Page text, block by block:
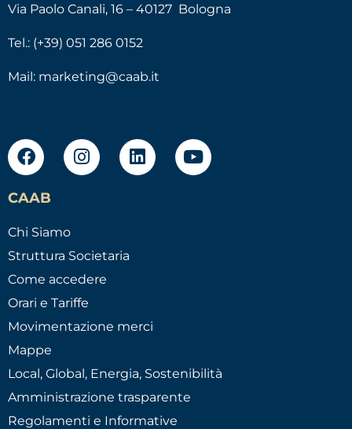
Via Paolo Canali, 16 – 40127 Bologna
Tel.: (+39) 051 286 0152
Mail: marketing@caab.it
CAAB
Chi Siamo
Struttura Societaria
Come accedere
Orari e Tariffe
Movimentazione merci
Mappe
Local, Global, Energia, Sostenibilità
Amministrazione trasparente
Regolamenti e Informative